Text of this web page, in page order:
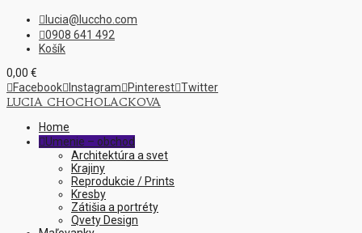
 lucia@luccho.com
0908 641 492
Košík
0,00 €
Facebook InstagramPinterestTwitter
LUCIA CHOCHOLACKOVA
Home
 Umenie – obchod
Architektúra a svet
Krajiny
Reprodukcie / Prints
Kresby
Zátišia a portréty
Qvety Design